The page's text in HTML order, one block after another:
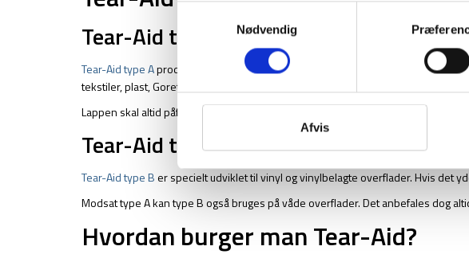
Nødvendig
Afvis
Tear-Aid type A
Tear-Aid type Aproduktet er det mest alsidige af de to produkter. Den er skabt
tekstiler, plast, Goretex, Polyethylen, polypropulen, polyurethan, ikke olieret
Lappen skal altid påføres på en helt tør overflade for at sikre bedste vedhæftning
Tear-Aid type B
Tear-Aid type B er specielt udviklet til vinyl og vinylbelagte overflader. Hvis det
Modsat type A kan type B også bruges på våde overflader. Det anbefales dog
Hvordan burger man Tear-Aid?